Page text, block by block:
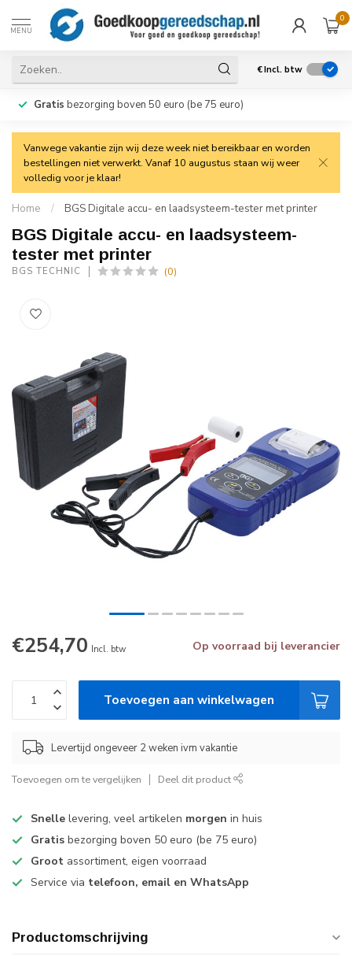
MENU
0
€Incl. btw
Gratis bezorging boven 50 euro (be 75 euro)
Vanwege vakantie zijn wij deze week niet bereikbaar en worden
bestellingen niet verwerkt. Vanaf 10 augustus staan wij weer
volledig voor je klaar!
Home / BGS Digitale accu- en laadsysteem-tester met printer
BGS Digitale accu- en laadsysteem-
tester met printer
BGS TECHNIC (0)
€254,70 Incl. btw Op voorraad bij leverancier
Toevoegen aan winkelwagen
Levertijd ongeveer 2 weken ivm vakantie
Toevoegen om te vergelijken Deel dit product
Snelle levering, veel artikelen morgen in huis
Gratis bezorging boven 50 euro (be 75 euro)
Groot assortiment, eigen voorraad
Service via telefoon, email en WhatsApp
Productomschrijving